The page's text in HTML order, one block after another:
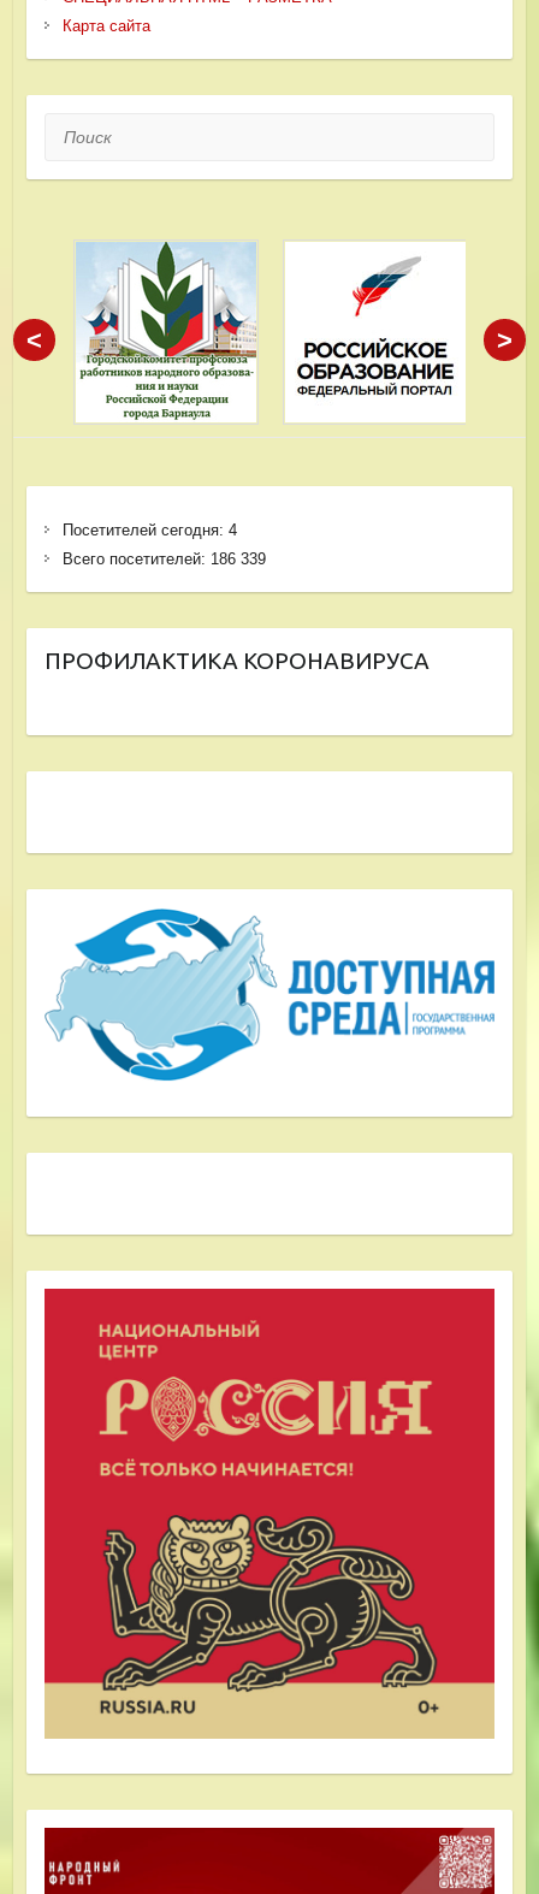
Карта сайта
Поиск
< >
Посетителей сегодня: 4
Всего посетителей: 186 339
ПРОФИЛАКТИКА КОРОНАВИРУСА